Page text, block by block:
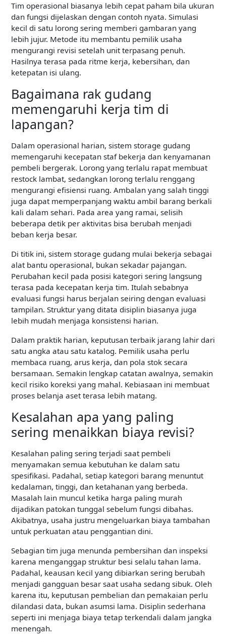
Tim operasional biasanya lebih cepat paham bila ukuran
dan fungsi dijelaskan dengan contoh nyata. Simulasi
kecil di satu lorong sering memberi gambaran yang
lebih jujur. Metode itu membantu pemilik usaha
mengurangi revisi setelah unit terpasang penuh.
Hasilnya terasa pada ritme kerja, kebersihan, dan
ketepatan isi ulang.
Bagaimana rak gudang
memengaruhi kerja tim di
lapangan?
Dalam operasional harian, sistem storage gudang
memengaruhi kecepatan staf bekerja dan kenyamanan
pembeli bergerak. Lorong yang terlalu rapat membuat
restock lambat, sedangkan lorong terlalu renggang
mengurangi efisiensi ruang. Ambalan yang salah tinggi
juga dapat memperpanjang waktu ambil barang berkali
kali dalam sehari. Pada area yang ramai, selisih
beberapa detik per aktivitas bisa berubah menjadi
beban kerja besar.
Di titik ini, sistem storage gudang mulai bekerja sebagai
alat bantu operasional, bukan sekadar pajangan.
Perubahan kecil pada posisi kategori sering langsung
terasa pada kecepatan kerja tim. Itulah sebabnya
evaluasi fungsi harus berjalan seiring dengan evaluasi
tampilan. Struktur yang ditata disiplin biasanya juga
lebih mudah menjaga konsistensi harian.
Dalam praktik harian, keputusan terbaik jarang lahir dari
satu angka atau satu katalog. Pemilik usaha perlu
membaca ruang, arus kerja, dan pola stok secara
bersamaan. Semakin lengkap catatan awalnya, semakin
kecil risiko koreksi yang mahal. Kebiasaan ini membuat
proses belanja aset terasa lebih matang.
Kesalahan apa yang paling
sering menaikkan biaya revisi?
Kesalahan paling sering terjadi saat pembeli
menyamakan semua kebutuhan ke dalam satu
spesifikasi. Padahal, setiap kategori barang menuntut
kedalaman, tinggi, dan ketahanan yang berbeda.
Masalah lain muncul ketika harga paling murah
dijadikan patokan tunggal sebelum fungsi dibahas.
Akibatnya, usaha justru mengeluarkan biaya tambahan
untuk perkuatan atau penggantian dini.
Sebagian tim juga menunda pembersihan dan inspeksi
karena menganggap struktur besi selalu tahan lama.
Padahal, keausan kecil yang dibiarkan sering berubah
menjadi gangguan besar saat usaha sedang sibuk. Oleh
karena itu, keputusan pembelian dan pemakaian perlu
dilandasi data, bukan asumsi lama. Disiplin sederhana
seperti ini menjaga biaya tetap terkendali dalam jangka
menengah.